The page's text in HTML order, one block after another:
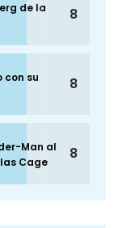
de la
8
con su
8
Man al
Cage
8